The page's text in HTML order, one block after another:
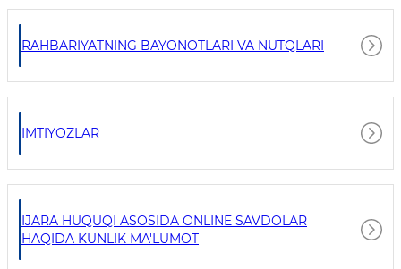
RAHBARIYATNING BAYONOTLARI VA NUTQLARI
IMTIYOZLAR
IJARA HUQUQI ASOSIDA ONLINE SAVDOLAR
HAQIDA KUNLIK MA'LUMOT